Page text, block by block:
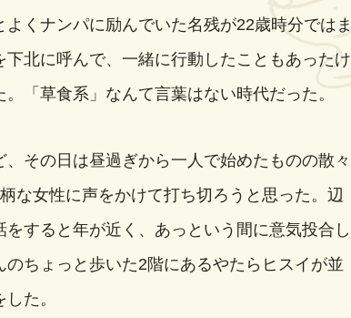
くナンパに励んでいた名残が22歳時分ではま
北に呼んで、一緒に行動したこともあったけ
「草食系」なんて言葉はない時代だった。
その日は昼過ぎから一人で始めたものの散々
な女性に声をかけて打ち切ろうと思った。辺
すると年が近く、あっという間に意気投合し
ちょっと歩いた2階にあるやたらヒスイが並
た。